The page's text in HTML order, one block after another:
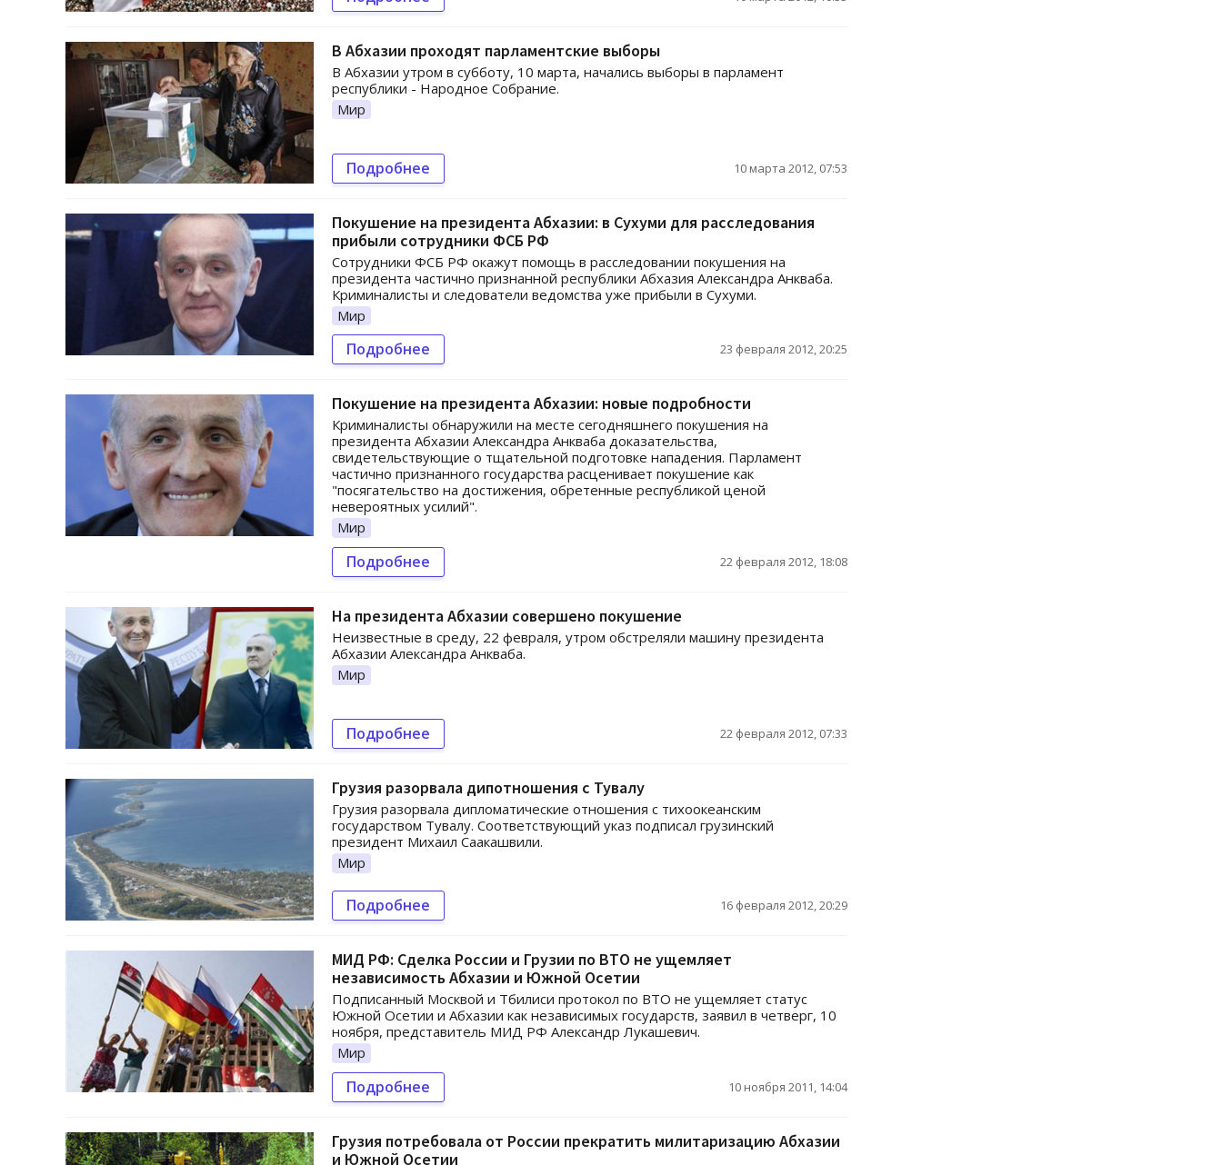
В Абхазии проходят парламентские выборы
В Абхазии утром в субботу, 10 марта, начались выборы в парламент
республики - Народное Собрание.
Мир
Подробнее 10 марта 2012, 07:53
Покушение на президента Абхазии: в Сухуми для расследования
прибыли сотрудники ФСБ РФ
Сотрудники ФСБ РФ окажут помощь в расследовании покушения на
президента частично признанной республики Абхазия Александра Анкваба.
Криминалисты и следователи ведомства уже прибыли в Сухуми.
Мир
Подробнее 23 февраля 2012, 20:25
Покушение на президента Абхазии: новые подробности
Криминалисты обнаружили на месте сегодняшнего покушения на
президента Абхазии Александра Анкваба доказательства,
свидетельствующие о тщательной подготовке нападения. Парламент
частично признанного государства расценивает покушение как
"посягательство на достижения, обретенные республикой ценой
невероятных усилий".
Мир
Подробнее 22 февраля 2012, 18:08
На президента Абхазии совершено покушение
Неизвестные в среду, 22 февраля, утром обстреляли машину президента
Абхазии Александра Анкваба.
Мир
Подробнее 22 февраля 2012, 07:33
Грузия разорвала дипотношения с Тувалу
Грузия разорвала дипломатические отношения с тихоокеанским
государством Тувалу. Соответствующий указ подписал грузинский
президент Михаил Саакашвили.
Мир
Подробнее 16 февраля 2012, 20:29
МИД РФ: Сделка России и Грузии по ВТО не ущемляет
независимость Абхазии и Южной Осетии
Подписанный Москвой и Тбилиси протокол по ВТО не ущемляет статус
Южной Осетии и Абхазии как независимых государств, заявил в четверг, 10
ноября, представитель МИД РФ Александр Лукашевич.
Мир
Подробнее 10 ноября 2011, 14:04
Грузия потребовала от России прекратить милитаризацию Абхазии
и Южной Осетии